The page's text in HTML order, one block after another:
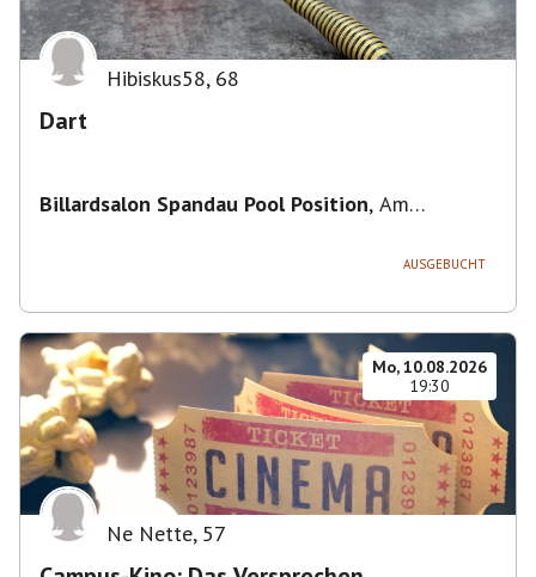
Hibiskus58, 68
Dart
Billardsalon Spandau Pool Position, Am
AUSGEBUCHT
Mo, 10.08.2026
19:30
Ne Nette, 57